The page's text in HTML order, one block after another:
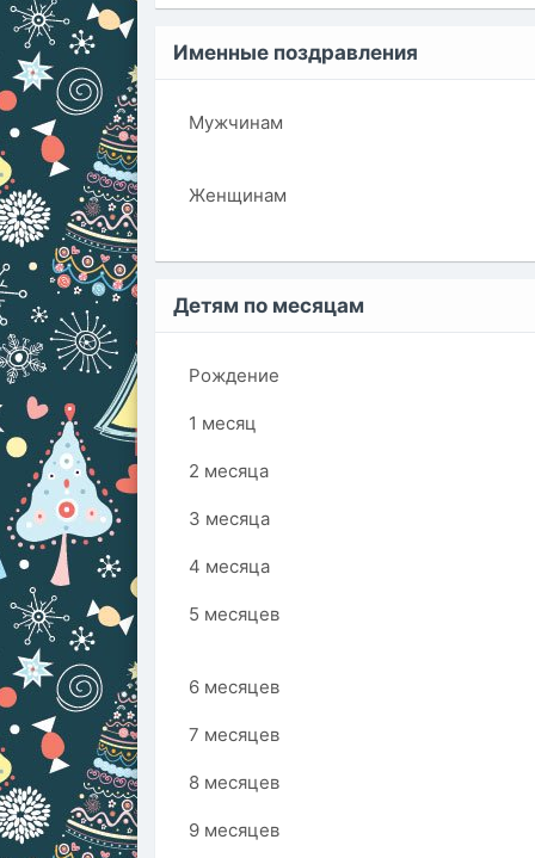
Именные поздравления
Мужчинам
Женщинам
Детям по месяцам
Рождение
1 месяц
2 месяца
3 месяца
4 месяца
5 месяцев
6 месяцев
7 месяцев
8 месяцев
9 месяцев